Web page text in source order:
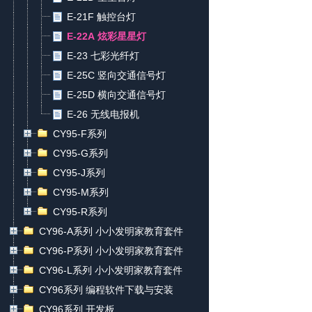
E-21F 触控台灯
E-22A 炫彩星星灯
E-23 七彩光纤灯
E-25C 竖向交通信号灯
E-25D 横向交通信号灯
E-26 无线电报机
CY95-F系列
CY95-G系列
CY95-J系列
CY95-M系列
CY95-R系列
CY96-A系列 小小发明家教育套件
CY96-P系列 小小发明家教育套件
CY96-L系列 小小发明家教育套件
CY96系列 编程软件下载与安装
CY96系列 开发板